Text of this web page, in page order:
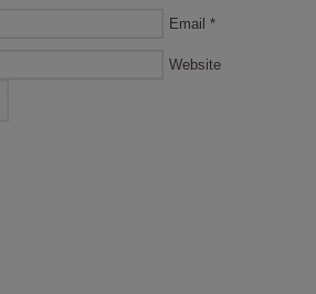
Email *
Website